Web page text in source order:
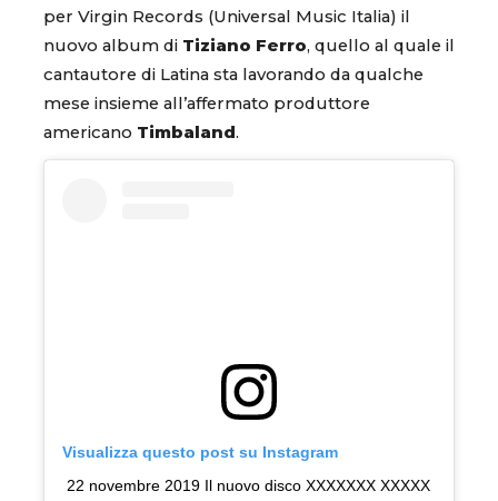
per Virgin Records (Universal Music Italia) il
nuovo album di Tiziano Ferro, quello al quale il
cantautore di Latina sta lavorando da qualche
mese insieme all’affermato produttore
americano Timbaland.
Visualizza questo post su Instagram
22 novembre 2019 Il nuovo disco XXXXXXX XXXXX